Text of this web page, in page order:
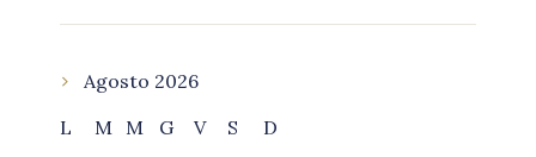
Agosto 2026
L
M M G V S
D